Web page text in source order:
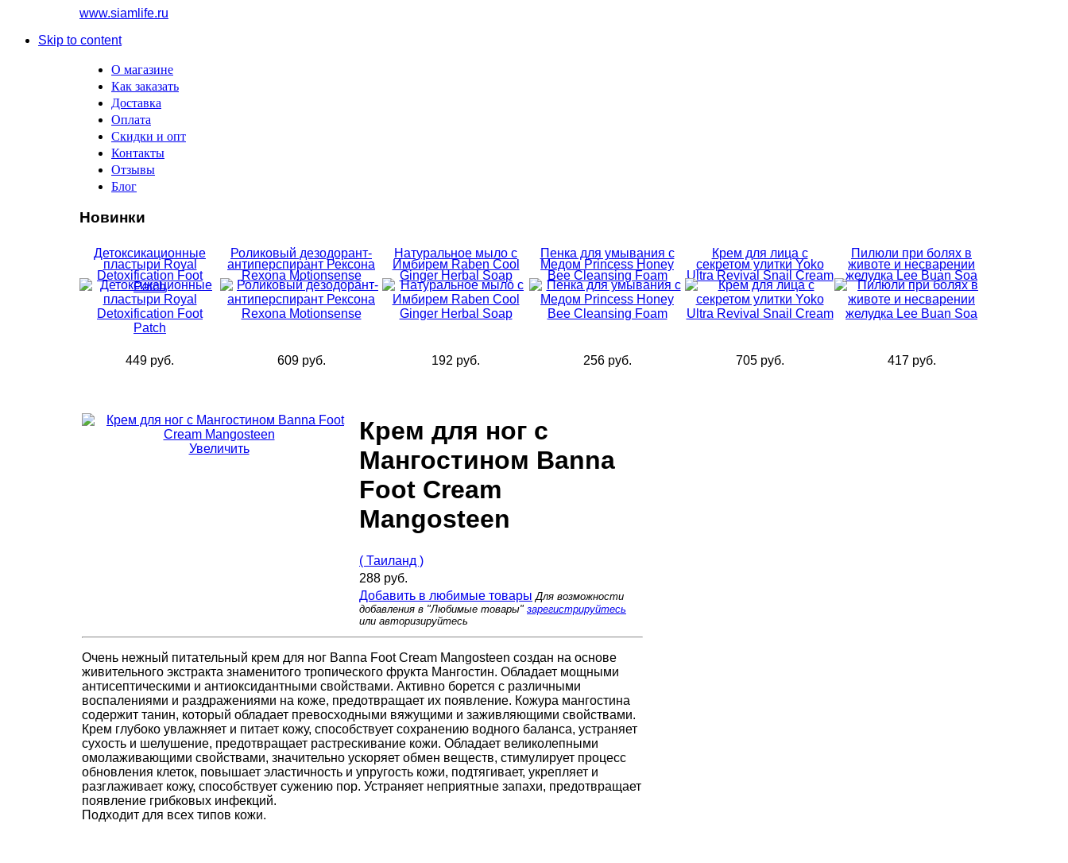
www.siamlife.ru
Skip to content
О магазине
Как заказать
Доставка
Оплата
Скидки и опт
Контакты
Отзывы
Блог
Новинки
Детоксикационные
пластыри Royal
Detoxification Foot
Patch
449 руб.
Роликовый дезодорант-
антиперспирант Рексона
Rexona Motionsense
609 руб.
Натуральное мыло с
Имбирем Raben Cool
Ginger Herbal Soap
192 руб.
Пенка для умывания с
Медом Princess Honey
Bee Cleansing Foam
256 руб.
Крем для лица с
секретом улитки Yoko
Ultra Revival Snail Cream
705 руб.
Пилюли при болях в
животе и несварении
желудка Lee Buan Soa
417 руб.
Увеличить
Крем для ног с
Мангостином Banna
Foot Cream
Mangosteen
( Таиланд )
288 руб.
Добавить в любимые товары Для возможности
добавления в "Любимые товары" зарегистрируйтесь
или авторизируйтесь
Очень нежный питательный крем для ног Banna Foot Cream Mangosteen создан на основе
живительного экстракта знаменитого тропического фрукта Мангостин. Обладает мощными
антисептическими и антиоксидантными свойствами. Активно борется с различными
воспалениями и раздражениями на коже, предотвращает их появление. Кожура мангостина
содержит танин, который обладает превосходными вяжущими и заживляющими свойствами.
Крем глубоко увлажняет и питает кожу, способствует сохранению водного баланса, устраняет
сухость и шелушение, предотвращает растрескивание кожи. Обладает великолепными
омолаживающими свойствами, значительно ускоряет обмен веществ, стимулирует процесс
обновления клеток, повышает эластичность и упругость кожи, подтягивает, укрепляет и
разглаживает кожу, способствует сужению пор. Устраняет неприятные запахи, предотвращает
появление грибковых инфекций.
Подходит для всех типов кожи.